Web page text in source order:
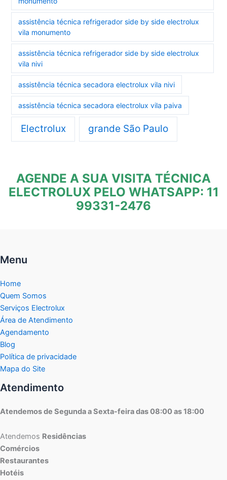
assistência técnica refrigerador side by side electrolux
vila monumento
assistência técnica refrigerador side by side electrolux
vila nivi
assistência técnica secadora electrolux vila nivi
assistência técnica secadora electrolux vila paiva
Electrolux grande São Paulo
AGENDE A SUA VISITA TÉCNICA
ELECTROLUX PELO WHATSAPP: 11
99331-2476
Menu
Home
Quem Somos
Serviços Electrolux
Área de Atendimento
Agendamento
Blog
Política de privacidade
Mapa do Site
Atendimento
Atendemos de Segunda a Sexta-feira das 08:00 as 18:00
Atendemos Residências
Comércios
Restaurantes
Hotéis